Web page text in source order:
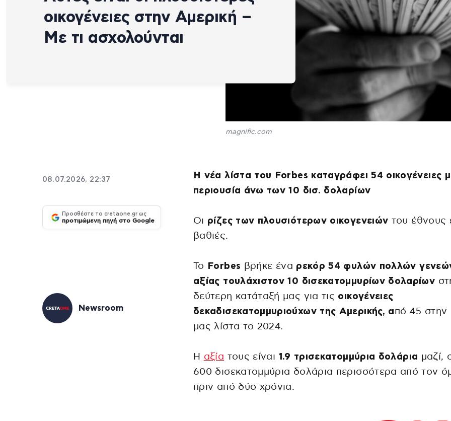
οικογένειες στην Αμερική –
Με τι ασχολούνται
magnific.com
08.07.2026, 22:37
Προσθέστε το cretaone.gr ως
προτιμώμενη πηγή στο Google
Newsroom
Η νέα λίστα του Forbes καταγράφει 54 οικογένειες
περιουσία άνω των 10 δισ. δολαρίων
Οι ρίζες των πλουσιότερων οικογενειών του έθνους
βαθιές.
Το Forbes βρήκε ένα ρεκόρ 54 φυλών πολλών
αξίας τουλάχιστον 10 δισεκατομμυρίων δολαρίων
δεύτερη κατάταξή μας για τις οικογένειες
δεκαδισεκατομμυριούχων της Αμερικής, από 45 στην
μας λίστα το 2024.
Η αξία τους είναι 1.9 τρισεκατομμύρια δολάρια μαζί,
600 δισεκατομμύρια δολάρια περισσότερα από τον
πριν από δύο χρόνια.